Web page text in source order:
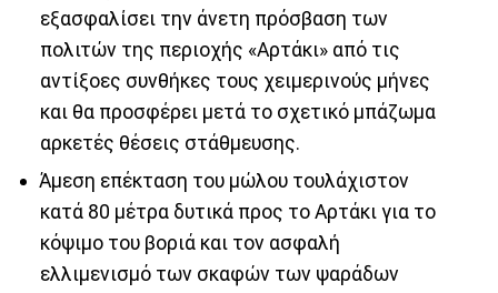
εξασφαλίσει την άνετη πρόσβαση των
πολιτών της περιοχής «Αρτάκι» από τις
αντίξοες συνθήκες τους χειμερινούς μήνες
και θα προσφέρει μετά το σχετικό μπάζωμα
αρκετές θέσεις στάθμευσης.
Άμεση επέκταση του μώλου τουλάχιστον
κατά 80 μέτρα δυτικά προς το Αρτάκι για το
κόψιμο του βοριά και τον ασφαλή
ελλιμενισμό των σκαφών των ψαράδων